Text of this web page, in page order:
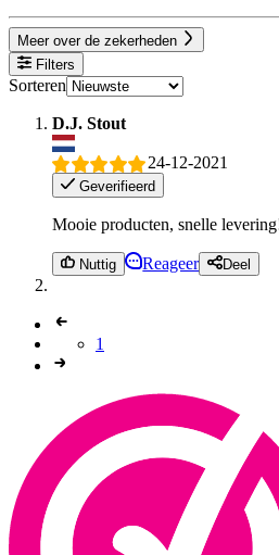
Meer over de zekerheden
Filters
Sorteren
D.J. Stout
24-12-2021
Geverifieerd
Mooie producten, snelle
Nuttig Reageer Deel
1